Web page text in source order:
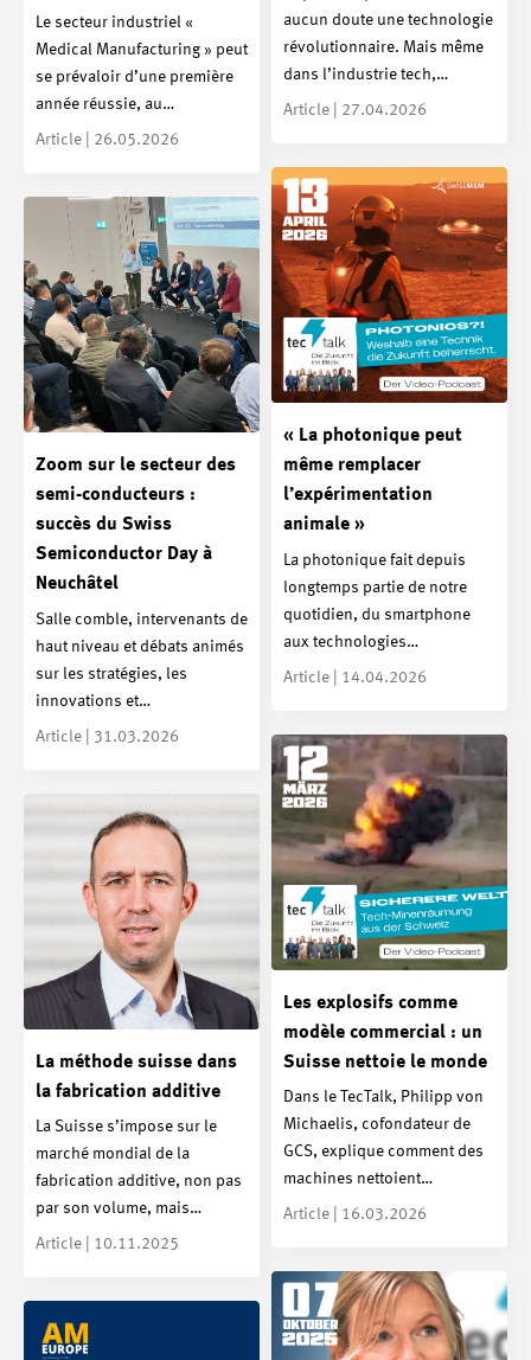
Le secteur industriel «
Medical Manufacturing » peut
se prévaloir d’une première
année réussie, au…
Article | 26.05.2026
aucun doute une technologie
révolutionnaire. Mais même
dans l’industrie tech,…
Article | 27.04.2026
« La photonique peut
même remplacer
l’expérimentation
animale »
La photonique fait depuis
longtemps partie de notre
quotidien, du smartphone
aux technologies…
Article | 14.04.2026
Zoom sur le secteur des
semi-conducteurs :
succès du Swiss
Semiconductor Day à
Neuchâtel
Salle comble, intervenants de
haut niveau et débats animés
sur les stratégies, les
innovations et…
Article | 31.03.2026
Les explosifs comme
modèle commercial : un
Suisse nettoie le monde
Dans le TecTalk, Philipp von
Michaelis, cofondateur de
GCS, explique comment des
machines nettoient…
Article | 16.03.2026
La méthode suisse dans
la fabrication additive
La Suisse s’impose sur le
marché mondial de la
fabrication additive, non pas
par son volume, mais…
Article | 10.11.2025